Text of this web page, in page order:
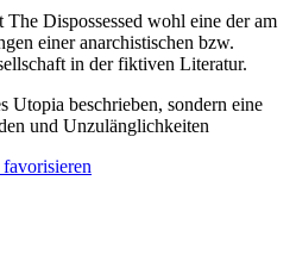
Dispossessed wohl eine der am
einer anarchistischen bzw.
in der fiktiven Literatur.
Utopia beschrieben, sondern eine
und Unzulänglichkeiten
favorisieren